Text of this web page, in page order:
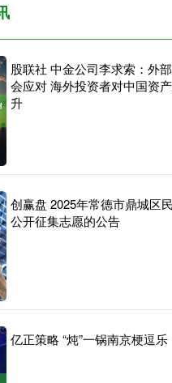
股联社 中金公司李求索：外
会应对 海外投资者对中国资
升
创赢盘 2025年常德市鼎城区
公开征集志愿的公告
亿正策略 “炖”一锅南京梗逗乐